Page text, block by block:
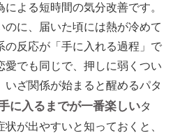
よる短時間の気分改善です。
のに、届いた頃には熱が冷めて
の反応が「手に入れる過程」で
愛でも同じで、押しに弱くつい
ざ関係が始まると醒めるパタ
に入るまでが一番楽しいタ
が出やすいと知っておくと、